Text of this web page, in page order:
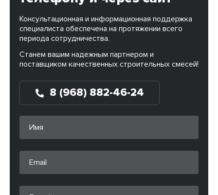
Консультационная и информационная поддержка
специалиста обеспечена на протяжении всего
периода сотрудничества.
Станем вашим надежным партнером и
поставщиком качественных строительных смесей!
8 (968) 882-46-24